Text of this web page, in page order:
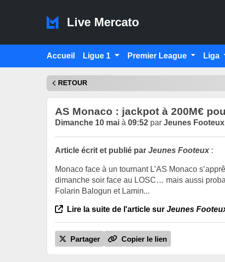
Live Mercato
Accueil Ligue 1 Premier League Liga
RETOUR
AS Monaco : jackpot à 200M€
Dimanche 10 mai à 09:52 par Jeunes Footeux
Article écrit et publié par Jeunes Footeux :
Monaco face à un tournant L’AS Monaco
dimanche soir face au LOSC… mais aussi
Folarin Balogun et Lamin...
Lire la suite de l'article sur Jeunes
Partager Copier le lien